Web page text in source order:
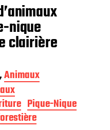
nique
clairière
,Animaux
Pique-Nique